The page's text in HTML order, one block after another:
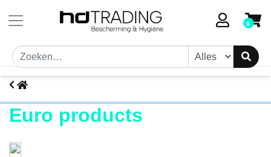
0
Euro products